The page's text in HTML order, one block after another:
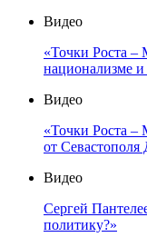
Видео
«Точки Роста –
национализме и
Видео
«Точки Роста –
от
Видео
Сергей
политику?»